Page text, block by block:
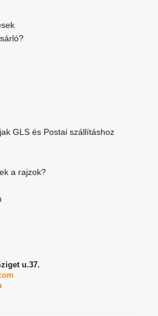
GLS és Postai szállításhoz
a rajzok?
u.37.